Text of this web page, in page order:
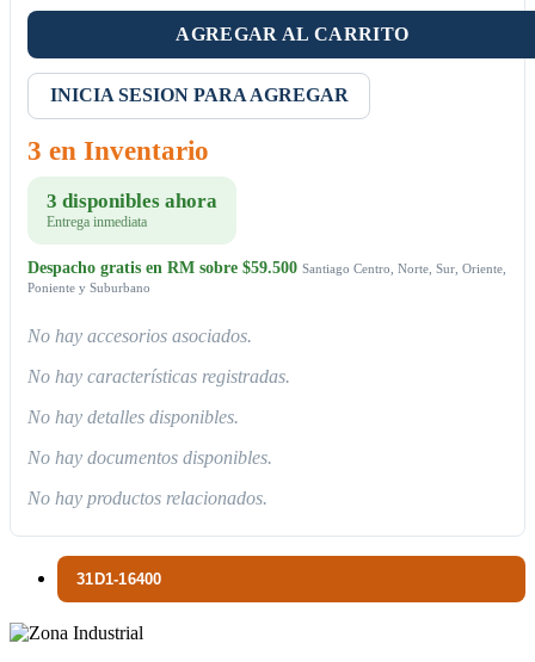
31D1-16400
AGREGAR AL CARRITO
INICIA SESION PARA AGREGAR
3 en Inventario
3 disponibles ahora
Entrega inmediata
Despacho gratis en RM sobre $59.500 Santiago Centro, Norte, Sur, Oriente,
Poniente y Suburbano
No hay accesorios asociados.
No hay características registradas.
No hay detalles disponibles.
No hay documentos disponibles.
No hay productos relacionados.